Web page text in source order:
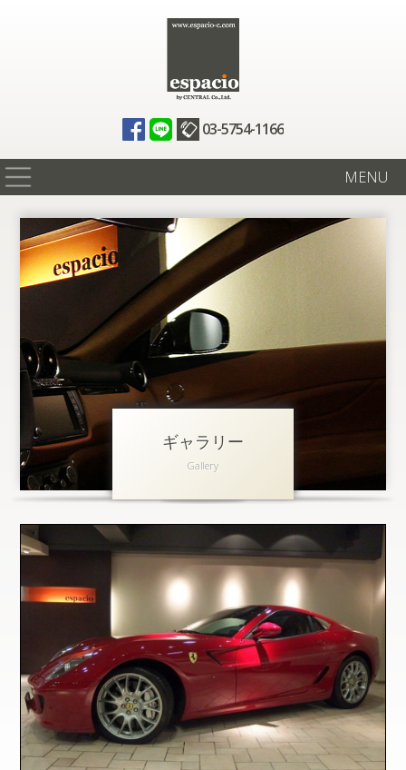
03-5754-1166
MENU
在庫情報
買取査定
ニュース
ギャラリー
アクセス
会社概要
お問い合わせ 個人情報保護方針
ギャラリー
Gallery